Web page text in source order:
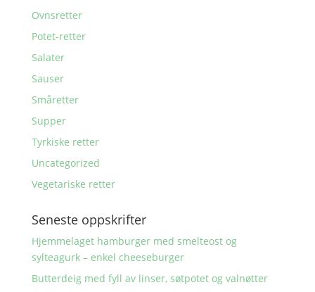
Ovnsretter
Potet-retter
Salater
Sauser
Småretter
Supper
Tyrkiske retter
Uncategorized
Vegetariske retter
Seneste oppskrifter
Hjemmelaget hamburger med smelteost og
sylteagurk – enkel cheeseburger
Butterdeig med fyll av linser, søtpotet og valnøtter